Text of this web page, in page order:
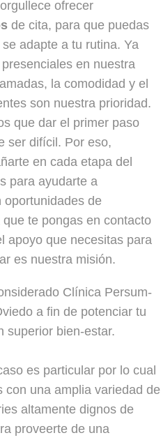
ofrecer
de cita, para que puedas
adapte a tu rutina. Ya
en nuestra
la comodidad y el
son nuestra prioridad.
que dar el primer paso
ser difícil. Por eso,
en cada etapa del
para ayudarte a
de
te pongas en contacto
apoyo que necesitas para
es nuestra misión.
Clínica Persum-
a fin de potenciar tu
superior bien-estar.
es particular por lo cual
una amplia variedad de
altamente dignos de
proveerte de una